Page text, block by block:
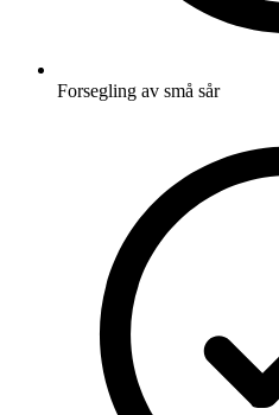
Forsegling av små sår